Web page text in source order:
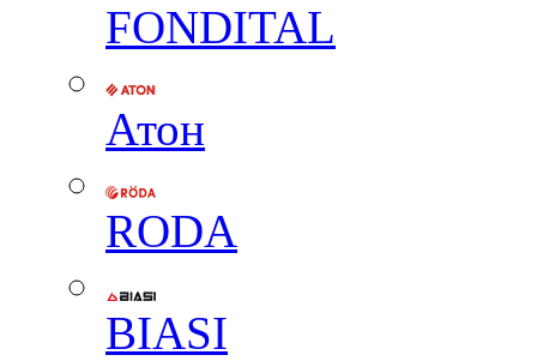
FONDITAL
Атон
RODA
BIASI